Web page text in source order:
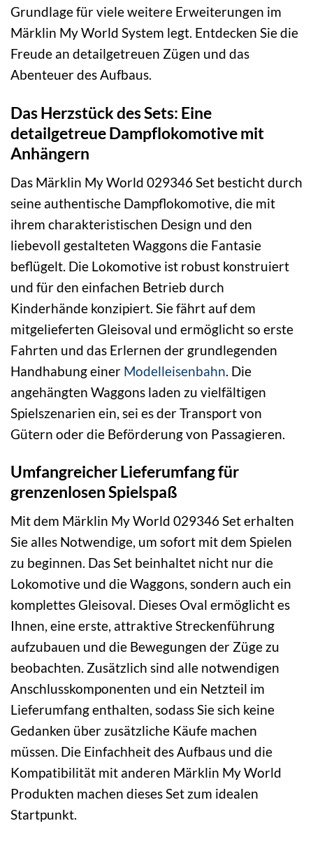
Grundlage für viele weitere Erweiterungen im
Märklin My World System legt. Entdecken Sie die
Freude an detailgetreuen Zügen und das
Abenteuer des Aufbaus.
Das Herzstück des Sets: Eine
detailgetreue Dampflokomotive mit
Anhängern
Das Märklin My World 029346 Set besticht durch
seine authentische Dampflokomotive, die mit
ihrem charakteristischen Design und den
liebevoll gestalteten Waggons die Fantasie
beflügelt. Die Lokomotive ist robust konstruiert
und für den einfachen Betrieb durch
Kinderhände konzipiert. Sie fährt auf dem
mitgelieferten Gleisoval und ermöglicht so erste
Fahrten und das Erlernen der grundlegenden
Handhabung einer Modelleisenbahn . Die
angehängten Waggons laden zu vielfältigen
Spielszenarien ein, sei es der Transport von
Gütern oder die Beförderung von Passagieren.
Umfangreicher Lieferumfang für
grenzenlosen Spielspaß
Mit dem Märklin My World 029346 Set erhalten
Sie alles Notwendige, um sofort mit dem Spielen
zu beginnen. Das Set beinhaltet nicht nur die
Lokomotive und die Waggons, sondern auch ein
komplettes Gleisoval. Dieses Oval ermöglicht es
Ihnen, eine erste, attraktive Streckenführung
aufzubauen und die Bewegungen der Züge zu
beobachten. Zusätzlich sind alle notwendigen
Anschlusskomponenten und ein Netzteil im
Lieferumfang enthalten, sodass Sie sich keine
Gedanken über zusätzliche Käufe machen
müssen. Die Einfachheit des Aufbaus und die
Kompatibilität mit anderen Märklin My World
Produkten machen dieses Set zum idealen
Startpunkt.